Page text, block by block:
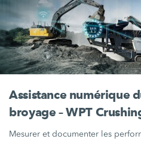
Assistance numérique
broyage – WPT
Mesurer et documenter les